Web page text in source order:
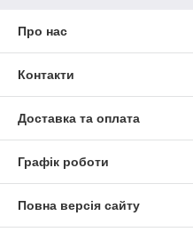
Про нас
Контакти
Доставка та оплата
Графік роботи
Повна версія сайту